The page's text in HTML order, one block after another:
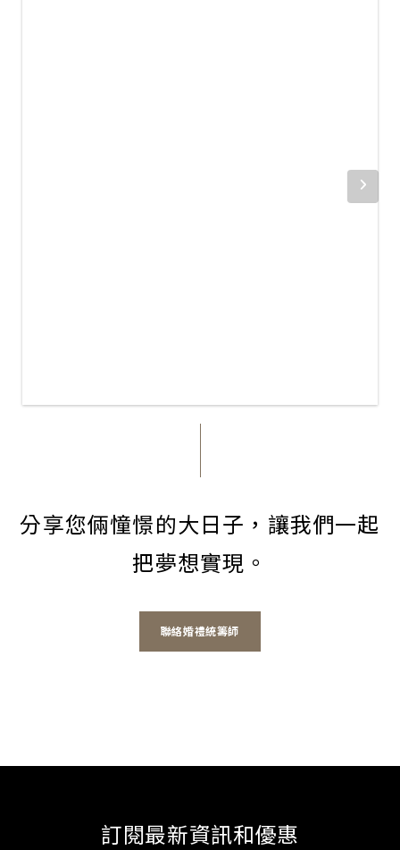
分享您倆憧憬的大日子，讓我們一起
把夢想實現。
聯絡婚禮統籌師
訂閱最新資訊和優惠